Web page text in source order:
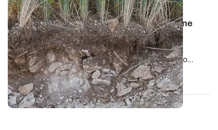
PROJET TERMINÉ
Projet PhosphoBio - Retour sur la campagne
d’analyses de terre
Comme prévu, le laboratoire d’analyses AUREA
AGROSCIENCES, partenaire du projet PhosphoBio...
25 AVR. 2022